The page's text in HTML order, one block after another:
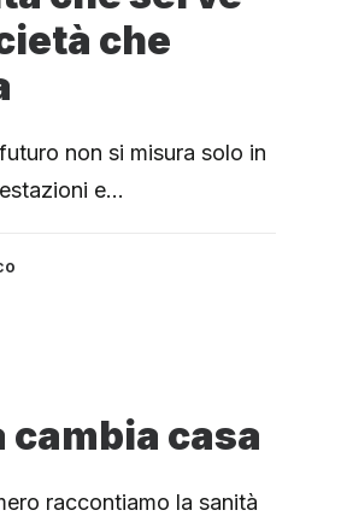
che
non si misura solo in
e…
cambia casa
raccontiamo la sanità